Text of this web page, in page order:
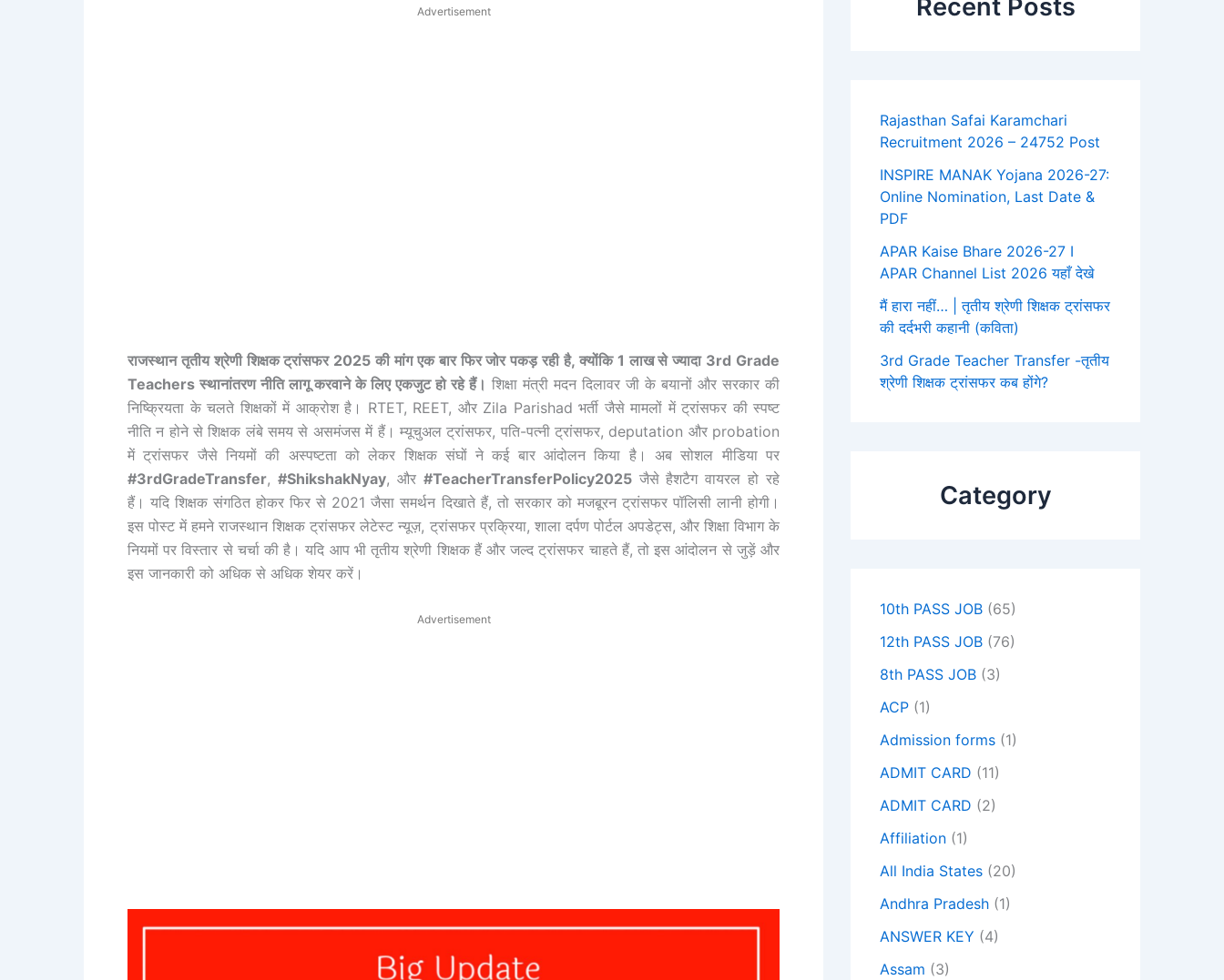
Advertisement
राजस्थान तृतीय श्रेणी शिक्षक ट्रांसफर 2025 की मांग एक बार फिर जोर पकड़ रही है, क्योंकि 1 लाख से ज्यादा 3rd Grade
Teachers स्थानांतरण नीति लागू करवाने के लिए एकजुट हो रहे हैं। शिक्षा मंत्री मदन दिलावर जी के बयानों और सरकार की
निष्क्रियता के चलते शिक्षकों में आक्रोश है। RTET, REET, और Zila Parishad भर्ती जैसे मामलों में ट्रांसफर की स्पष्ट
नीति न होने से शिक्षक लंबे समय से असमंजस में हैं। म्यूचुअल ट्रांसफर, पति-पत्नी ट्रांसफर, deputation और probation
में ट्रांसफर जैसे नियमों की अस्पष्टता को लेकर शिक्षक संघों ने कई बार आंदोलन किया है। अब सोशल मीडिया पर
#3rdGradeTransfer, #ShikshakNyay, और #TeacherTransferPolicy2025जैसे हैशटैग वायरल हो रहे
हैं। यदि शिक्षक संगठित होकर फिर से 2021 जैसा समर्थन दिखाते हैं, तो सरकार को मजबूरन ट्रांसफर पॉलिसी लानी होगी।
इस पोस्ट में हमने राजस्थान शिक्षक ट्रांसफर लेटेस्ट न्यूज़, ट्रांसफर प्रक्रिया, शाला दर्पण पोर्टल अपडेट्स, और शिक्षा विभाग के
नियमों पर विस्तार से चर्चा की है। यदि आप भी तृतीय श्रेणी शिक्षक हैं और जल्द ट्रांसफर चाहते हैं, तो इस आंदोलन से जुड़ें और
इस जानकारी को अधिक से अधिक शेयर करें।
Advertisement
Recent Posts
Rajasthan Safai Karamchari
Recruitment 2026 – 24752 Post
INSPIRE MANAK Yojana 2026-27:
Online Nomination, Last Date &
PDF
APAR Kaise Bhare 2026-27 I
APAR Channel List 2026 यहाँ देखे
मैं हारा नहीं… | तृतीय श्रेणी शिक्षक ट्रांसफर
की दर्दभरी कहानी (कविता)
3rd Grade Teacher Transfer -तृतीय
श्रेणी शिक्षक ट्रांसफर कब होंगे?
Category
10th PASS JOB (65)
12th PASS JOB (76)
8th PASS JOB (3)
ACP (1)
Admission forms (1)
ADMIT CARD (11)
ADMIT CARD (2)
Affiliation (1)
All India States (20)
Andhra Pradesh (1)
ANSWER KEY (4)
Assam (3)